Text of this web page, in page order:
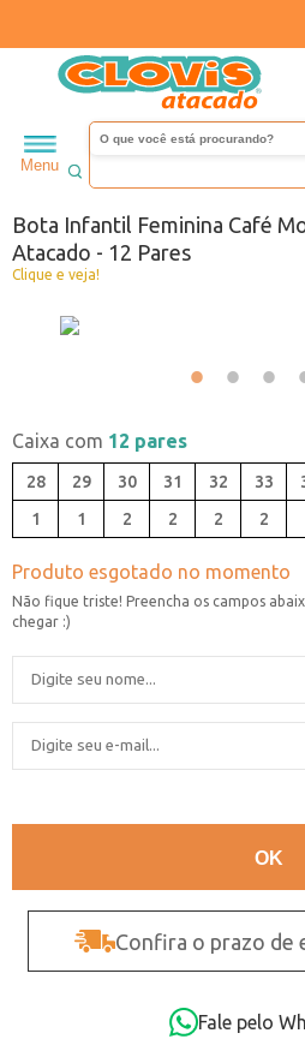
Menu
Infantil Menina Bota
Bota Infantil Feminina Café
Atacado - 12 Pares
Clique e veja!
Caixa com 12 pares
28 29 30 31 32 33
1
1 2 2 2 2
Confira o prazo de
Fale pelo